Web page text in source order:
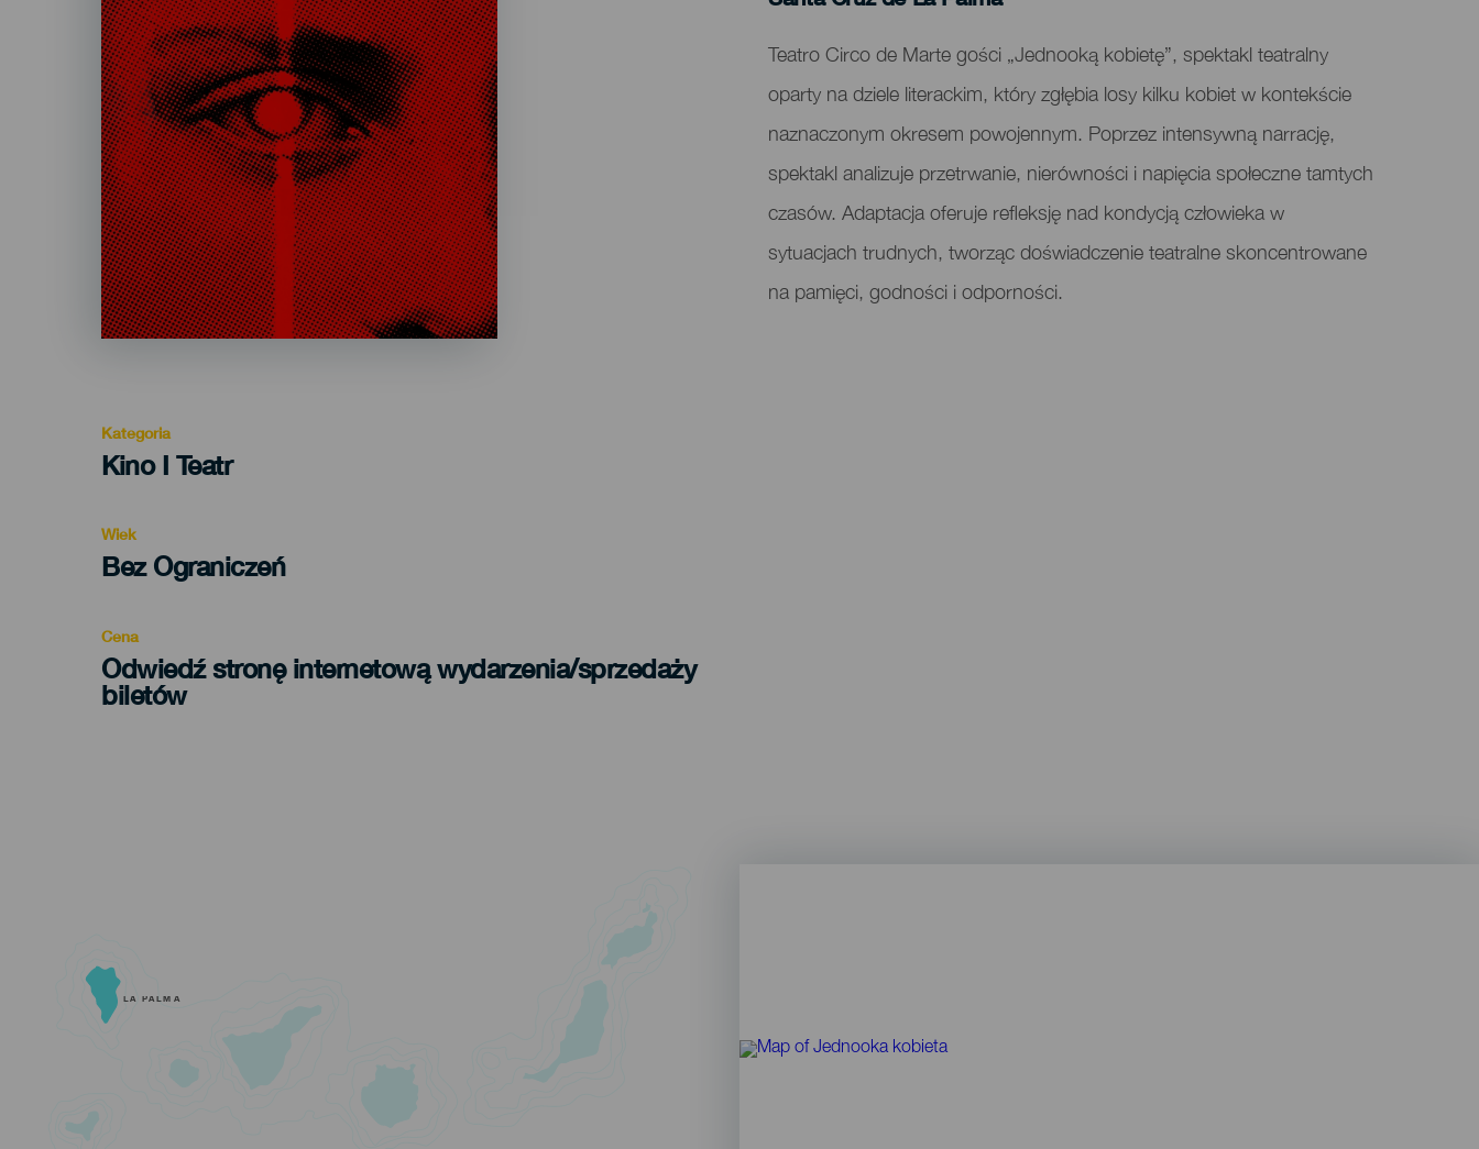
Descripción
del
evento
Teatro Circo de Marte gości „Jednooką kobietę”, spektakl teatralny
oparty na dziele literackim, który zgłębia losy kilku kobiet w kontekście
naznaczonym okresem powojennym. Poprzez intensywną narrację,
spektakl analizuje przetrwanie, nierówności i napięcia społeczne tamtych
czasów. Adaptacja oferuje refleksję nad kondycją człowieka w
sytuacjach trudnych, tworząc doświadczenie teatralne skoncentrowane
na pamięci, godności i odporności.
Kategoria
Categoría
Kino I Teatr
Wiek
Edad
Recomendada
Bez Ograniczeń
Cena
Odwiedź stronę internetową wydarzenia/sprzedaży
biletów
LA PALMA